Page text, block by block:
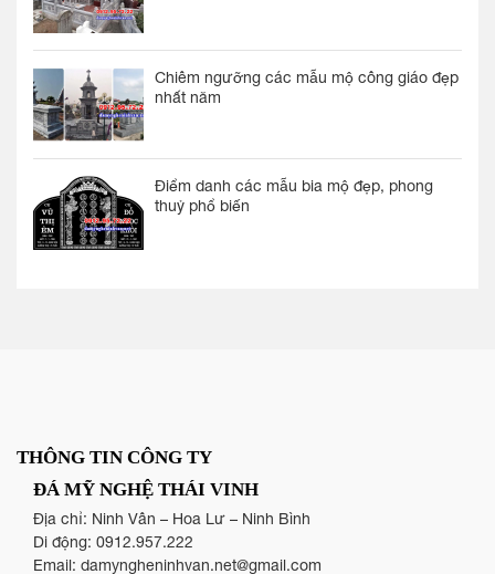
Chiêm ngưỡng các mẫu mộ công giáo đẹp
nhất năm
Điểm danh các mẫu bia mộ đẹp, phong
thuỷ phổ biến
THÔNG TIN CÔNG TY
ĐÁ MỸ NGHỆ THÁI VINH
Địa chỉ: Ninh Vân – Hoa Lư – Ninh Bình
Di động: 0912.957.222
Email: damyngheninhvan.net@gmail.com